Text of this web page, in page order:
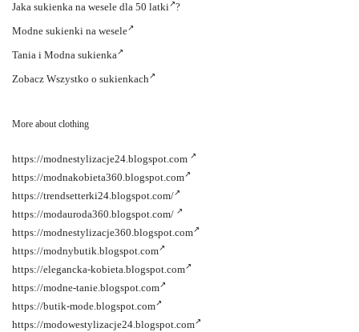
Jaka sukienka na wesele dla 50 latki ?
Modne sukienki na wesele
Tania i Modna sukienka
Zobacz Wszystko o sukienkach
More about clothing
https://modnestylizacje24.blogspot.com
https://modnakobieta360.blogspot.com
https://trendsetterki24.blogspot.com/
https://modauroda360.blogspot.com/
https://modnestylizacje360.blogspot.com
https://modnybutik.blogspot.com
https://elegancka-kobieta.blogspot.com
https://modne-tanie.blogspot.com
https://butik-mode.blogspot.com
https://modowestylizacje24.blogspot.com